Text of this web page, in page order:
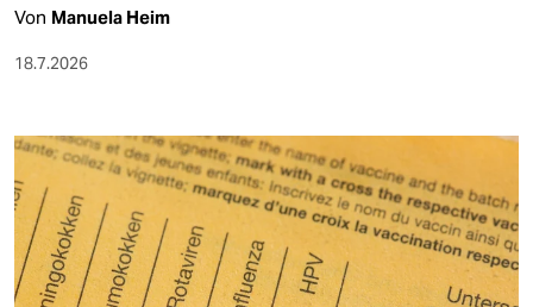
Von Manuela Heim
18.7.2026